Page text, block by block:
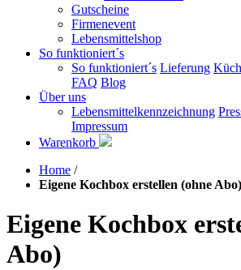
Gutscheine
Firmenevent
Lebensmittelshop
So funktioniert´s
So funktioniert´s Lieferung
FAQ Blog
Über uns
Lebensmittelkennzeichnung
Impressum
Warenkorb
Home /
Eigene Kochbox erstellen (ohne Abo)
Eigene Kochbox
Abo)